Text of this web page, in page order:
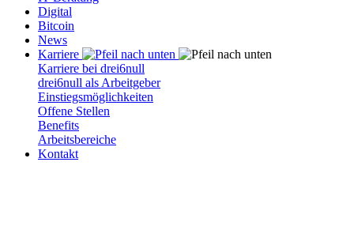
Digital
Bitcoin
News
Karriere
Karriere bei drei6null
drei6null als Arbeitgeber
Einstiegsmöglichkeiten
Offene Stellen
Benefits
Arbeitsbereiche
Kontakt